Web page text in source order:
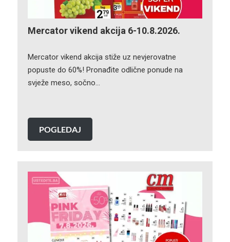
Mercator vikend akcija 6-10.8.2026.
Mercator vikend akcija stiže uz nevjerovatne
popuste do 60%! Pronađite odlične ponude na
svježe meso, sočno…
POGLEDAJ